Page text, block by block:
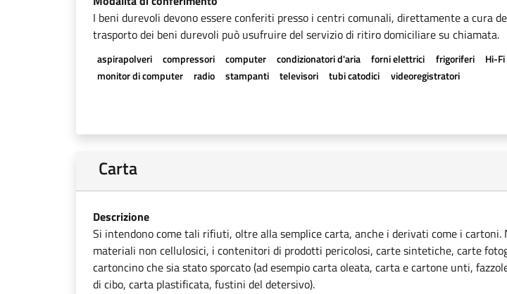
I beni durevoli devono essere conferiti presso i centri comunali, direttamente a cura
trasporto dei beni durevoli può usufruire del servizio di ritiro domiciliare su chiamata.
aspirapolveri compressori computer condizionatori d'aria forni elettrici frigoriferi Hi-Fi
monitor di computer
radio stampanti televisori tubi catodici videoregistratori
Carta
Descrizione
Si intendono come tali rifiuti, oltre alla semplice carta, anche i derivati come i
materiali non cellulosici, i contenitori di prodotti pericolosi, carte sintetiche, carte
cartoncino che sia stato sporcato (ad esempio carta oleata, carta e cartone unti,
di cibo, carta plastificata, fustini del detersivo).